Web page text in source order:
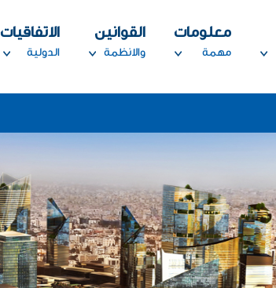
معلومات
مهمة
القوانين
والانظمة
الاتفاقيات
الدولية